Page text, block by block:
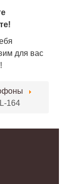
для вас
164